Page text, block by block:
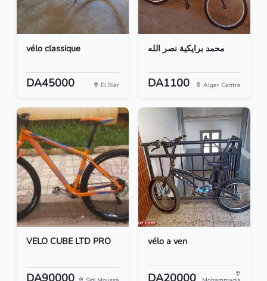
vélo classique
DA45000 El Biar
محمد برايكية نصر الله
DA1100 Alger Centre
VELO CUBE LTD PRO vélo a ven